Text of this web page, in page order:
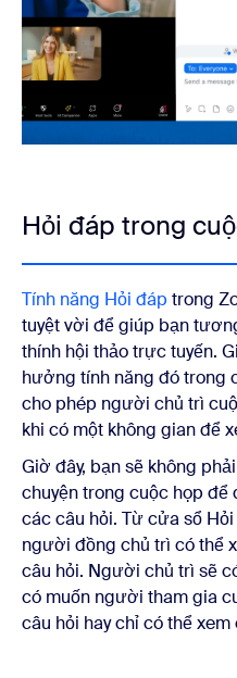
Hỏi đáp trong
Tính năng Hỏi đáp trong
tuyệt vời để giúp bạn
thính hội thảo trực tuyến.
hưởng tính năng đó trong
cho phép người chủ trì
khi có một không gian để
Giờ đây, bạn sẽ không
chuyện trong cuộc họp
các câu hỏi. Từ cửa sổ
người đồng chủ trì có thể
câu hỏi. Người chủ trì sẽ
có muốn người tham gia
câu hỏi hay chỉ có thể